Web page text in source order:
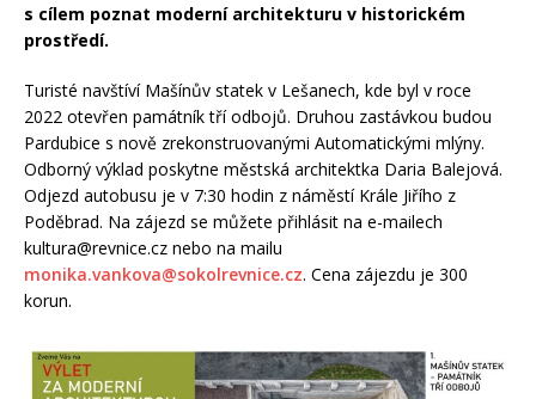
s cílem poznat moderní architekturu v historickém
prostředí.
Turisté navštíví Mašínův statek v Lešanech, kde byl v roce
2022 otevřen památník tří odbojů. Druhou zastávkou budou
Pardubice s nově zrekonstruovanými Automatickými mlýny.
Odborný výklad poskytne městská architektka Daria Balejová.
Odjezd autobusu je v 7:30 hodin z náměstí Krále Jiřího z
Poděbrad. Na zájezd se můžete přihlásit na e-mailech
kultura@revnice.cz nebo na mailu
monika.vankova@sokolrevnice.cz. Cena zájezdu je 300
korun.